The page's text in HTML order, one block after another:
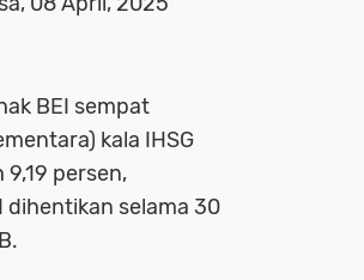
BEI sempat
kala IHSG
persen,
dihentikan selama 30